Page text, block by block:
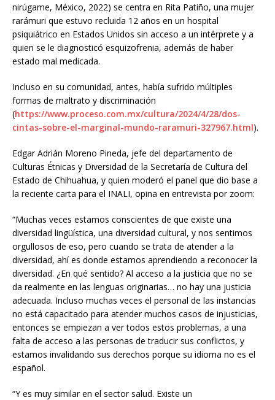
nirúgame, México, 2022) se centra en Rita Patiño, una mujer
rarámuri que estuvo recluida 12 años en un hospital
psiquiátrico en Estados Unidos sin acceso a un intérprete y a
quien se le diagnosticó esquizofrenia, además de haber
estado mal medicada.
Incluso en su comunidad, antes, había sufrido múltiples
formas de maltrato y discriminación
(https://www.proceso.com.mx/cultura/2024/4/28/dos-
cintas-sobre-el-marginal-mundo-raramuri-327967.html).
Edgar Adrián Moreno Pineda, jefe del departamento de
Culturas Étnicas y Diversidad de la Secretaría de Cultura del
Estado de Chihuahua, y quien moderó el panel que dio base a
la reciente carta para el INALI, opina en entrevista por zoom:
“Muchas veces estamos conscientes de que existe una
diversidad lingüística, una diversidad cultural, y nos sentimos
orgullosos de eso, pero cuando se trata de atender a la
diversidad, ahí es donde estamos aprendiendo a reconocer la
diversidad. ¿En qué sentido? Al acceso a la justicia que no se
da realmente en las lenguas originarias… no hay una justicia
adecuada. Incluso muchas veces el personal de las instancias
no está capacitado para atender muchos casos de injusticias,
entonces se empiezan a ver todos estos problemas, a una
falta de acceso a las personas de traducir sus conflictos, y
estamos invalidando sus derechos porque su idioma no es el
español.
“Y es muy similar en el sector salud. Existe un